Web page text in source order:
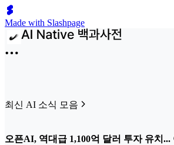
Made with Slashpage
최신 AI 소식 모음
오픈AI, 역대급 1,100억 달러 투자 유치